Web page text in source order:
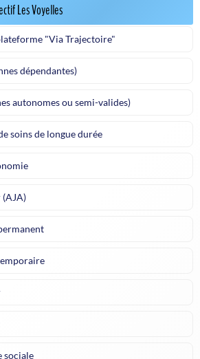
Les Voyelles
"Via Trajectoire"
dépendantes)
autonomes ou semi-valides)
soins de longue durée
sociale